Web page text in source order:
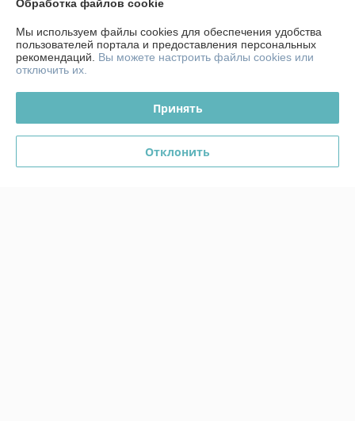
Контакты
Доставка и оплата
Полная версия сайта
Политика обработки cookies
Обработка файлов cookie
Мы используем файлы cookies для обеспечения удобства
пользователей портала и предоставления персональных
рекомендаций. Вы можете настроить файлы cookies или
отключить их.
Принять
Отклонить